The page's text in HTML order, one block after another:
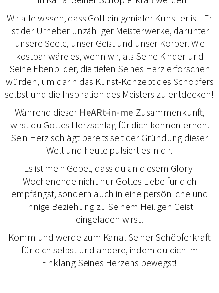
Wir alle wissen, dass Gott ein genialer Künstler ist! Er
ist der Urheber unzähliger Meisterwerke, darunter
unsere Seele, unser Geist und unser Körper. Wie
kostbar wäre es, wenn wir, als Seine Kinder und
Seine Ebenbilder, die tiefen Seines Herz erforschen
würden, um darin das Kunst-Konzept des Schöpfers
selbst und die Inspiration des Meisters zu entdecken!
Während dieser HeARt-in-me-Zusammenkunft,
wirst du Gottes Herzschlag für dich kennenlernen.
Sein Herz schlägt bereits seit der Gründung dieser
Welt und heute pulsiert es in dir.
Es ist mein Gebet, dass du an diesem Glory-
Wochenende nicht nur Gottes Liebe für dich
empfängst, sondern auch in eine persönliche und
innige Beziehung zu Seinem Heiligen Geist
eingeladen wirst!
Komm und werde zum Kanal Seiner Schöpferkraft
für dich selbst und andere, indem du dich im
Einklang Seines Herzens bewegst!